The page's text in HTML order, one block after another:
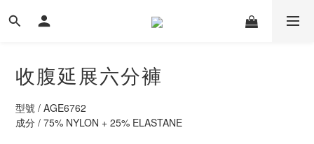
收腹延展六分褲
型號 / AGE6762
成分 / 75% NYLON + 25% ELASTANE